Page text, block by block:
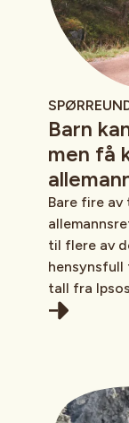
Barn
men få
Bare fire
til flere av
hensynsfull
tall fra